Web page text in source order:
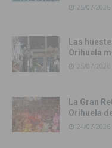
25/07/2026
Las
Orihuela
25/07/2026
La Gran
Orihuela
24/07/2026